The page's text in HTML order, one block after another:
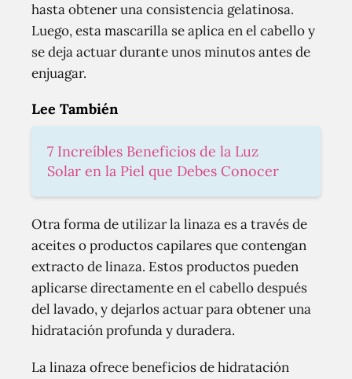
hasta obtener una consistencia gelatinosa.
Luego, esta mascarilla se aplica en el cabello y
se deja actuar durante unos minutos antes de
enjuagar.
Lee También
7 Increíbles Beneficios de la Luz
Solar en la Piel que Debes Conocer
Otra forma de utilizar la linaza es a través de
aceites o productos capilares que contengan
extracto de linaza. Estos productos pueden
aplicarse directamente en el cabello después
del lavado, y dejarlos actuar para obtener una
hidratación profunda y duradera.
La linaza ofrece beneficios de hidratación